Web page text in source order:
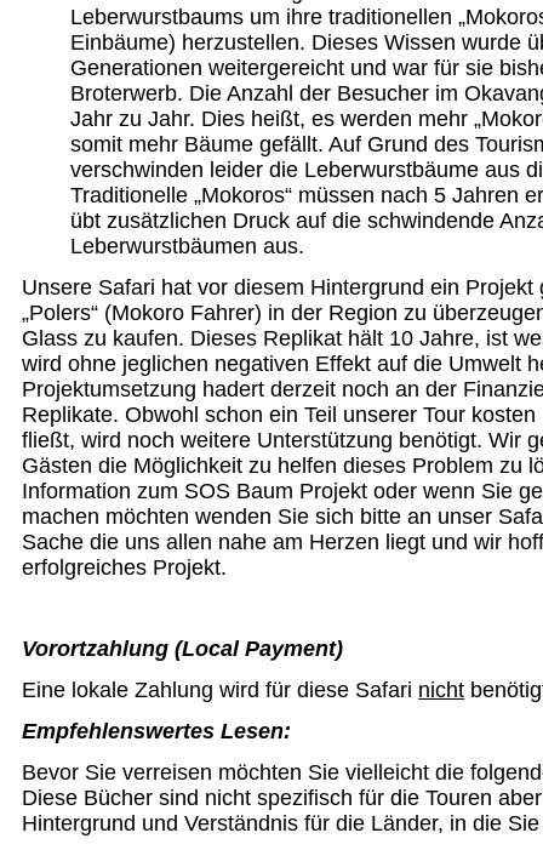
Leberwurstbaums um ihre traditionellen
Einbäume) herzustellen. Dieses Wissen wurde
Generationen weitergereicht und war für sie
Broterwerb. Die Anzahl der Besucher im
Jahr zu Jahr. Dies heißt, es werden mehr
somit mehr Bäume gefällt. Auf Grund des
verschwinden leider die Leberwurstbäume aus
Traditionelle „Mokoros“ müssen nach 5 Jahren
übt zusätzlichen Druck auf die schwindende
Leberwurstbäumen aus.
Unsere Safari hat vor diesem Hintergrund ein Projekt
„Polers“ (Mokoro Fahrer) in der Region zu
Glass zu kaufen. Dieses Replikat hält 10 Jahre, ist
wird ohne jeglichen negativen Effekt auf die Umwelt
Projektumsetzung hadert derzeit noch an der
Replikate. Obwohl schon ein Teil unserer Tour
fließt, wird noch weitere Unterstützung benötigt. Wir
Gästen die Möglichkeit zu helfen dieses Problem zu
Information zum SOS Baum Projekt oder wenn Sie
machen möchten wenden Sie sich bitte an unser
Sache die uns allen nahe am Herzen liegt und wir
erfolgreiches Projekt.
Vorortzahlung (Local Payment)
Eine lokale Zahlung wird für diese Safari nicht
Empfehlenswertes Lesen:
Bevor Sie verreisen möchten Sie vielleicht die
Diese Bücher sind nicht spezifisch für die Touren
Hintergrund und Verständnis für die Länder, in die